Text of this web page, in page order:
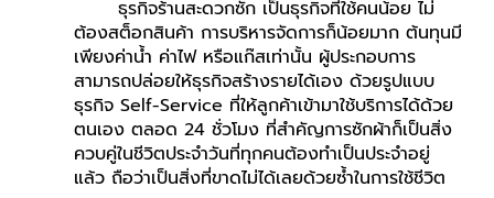
ต้องสต็อกสินค้า การบริหารจัดการก็น้อยมาก ต้นทุนมี
เพียงค่าน้ำ ค่าไฟ หรือแก๊สเท่านั้น ผู้ประกอบการ
สามารถปล่อยให้ธุรกิจสร้างรายได้เอง ด้วยรูปแบบ
ธุรกิจ Self-Service ที่ให้ลูกค้าเข้ามาใช้บริการได้ด้วย
ตนเอง ตลอด 24 ชั่วโมง ที่สำคัญการซักผ้าก็เป็นสิ่ง
ควบคู่ในชีวิตประจำวันที่ทุกคนต้องทำเป็นประจำอยู่
แล้ว ถือว่าเป็นสิ่งที่ขาดไม่ได้เลยด้วยซ้ำในการใช้ชีวิต